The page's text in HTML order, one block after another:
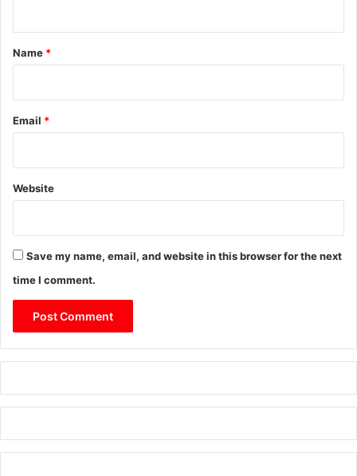
*
Name *
Email *
Website
Save my name, email, and website in this browser for the next
time I comment.